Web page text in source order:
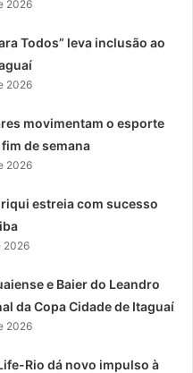
2026
Todos” leva inclusão ao
2026
movimentam o esporte
de semana
2026
estreia com sucesso
2026
e Baier do Leandro
da Copa Cidade de Itaguaí
2026
Rio dá novo impulso à